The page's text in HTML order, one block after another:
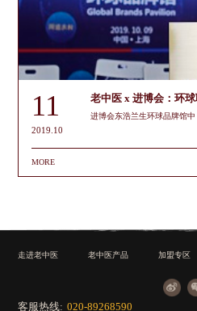
11
2019.10
老中医 x 进博会：环
进博会东浩兰生环球品牌馆中
MORE
走进老中医 老中医产品 加盟专区
客服热线: 020-89268590